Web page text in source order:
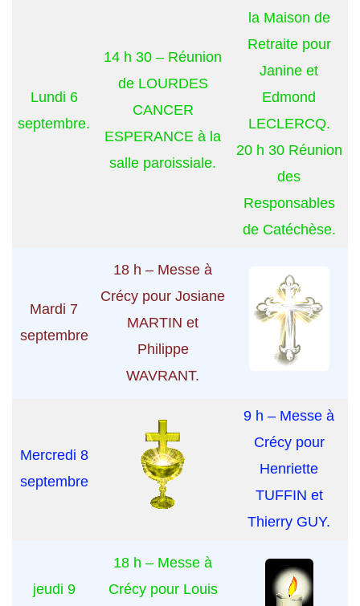
Lundi 6
septembre.
14 h 30 – Réunion
de LOURDES
CANCER
ESPERANCE à la
salle paroissiale.
la Maison de
Retraite pour
Janine et
Edmond
LECLERCQ.
20 h 30 Réunion
des
Responsables
de Catéchèse.
Mardi 7
septembre
18 h – Messe à
Crécy pour Josiane
MARTIN et
Philippe
WAVRANT.
Mercredi 8
septembre
9 h – Messe à
Crécy pour
Henriette
TUFFIN et
Thierry GUY.
jeudi 9
18 h – Messe à
Crécy pour Louis